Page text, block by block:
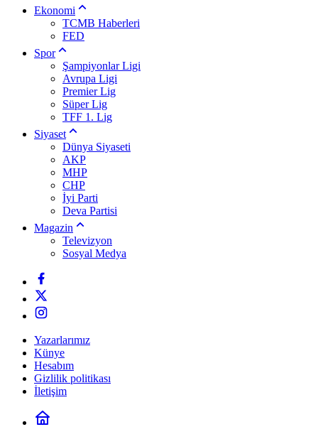
Ekonomi
TCMB Haberleri
FED
Spor
Şampiyonlar Ligi
Avrupa Ligi
Premier Lig
Süper Lig
TFF 1. Lig
Siyaset
Dünya Siyaseti
AKP
MHP
CHP
İyi Parti
Deva Partisi
Magazin
Televizyon
Sosyal Medya
Yazarlarımız
Künye
Hesabım
Gizlilik politikası
İletişim